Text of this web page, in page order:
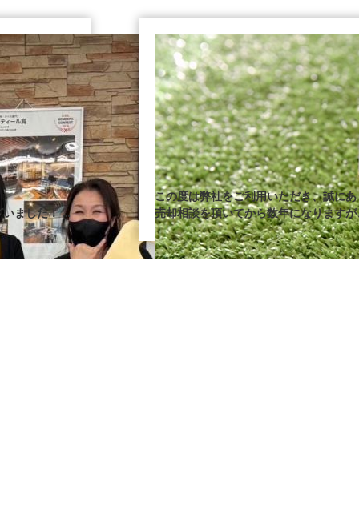
いました！
り本当に良
申し上げま
この度は弊社をご利用いただき、誠に
売却相談を頂いてから数年になります
当初に比べ金額調整などたくさんのご
無事成約することが出来ました！